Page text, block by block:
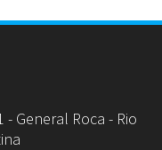
General Roca - Rio